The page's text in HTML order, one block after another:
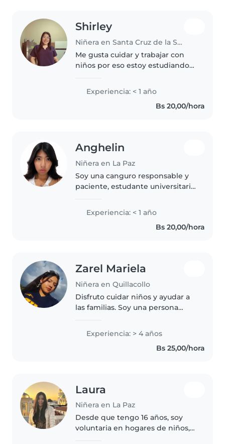
Shirley
Niñera en Santa Cruz de la Sierra
Me gusta cuidar y trabajar con
niños por eso estoy estudiando
capacitarme mejor en la
enseñanza y aprendizaje de los
niños a lo largo de mi carrera fui..
Experiencia: < 1 año
Bs 20,00/hora
Anghelin
Niñera en La Paz
Soy una canguro responsable y
paciente, estudante universitaria
entretener a niños de diferentes
edades. Me encanta dibujar, leer,
Experiencia: < 1 año
Bs 20,00/hora
Zarel Mariela
Niñera en Quillacollo
Disfruto cuidar niños y ayudar a
las familias. Soy una persona
que se sientan seguros y felices.
Experiencia: > 4 años
Bs 25,00/hora
Laura
Niñera en La Paz
Desde que tengo 16 años, soy
voluntaria en hogares de niños,